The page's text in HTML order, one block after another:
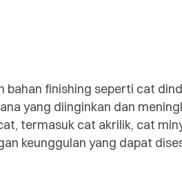
bahan finishing seperti cat
yang diinginkan dan
termasuk cat akrilik, cat
keunggulan yang dapat